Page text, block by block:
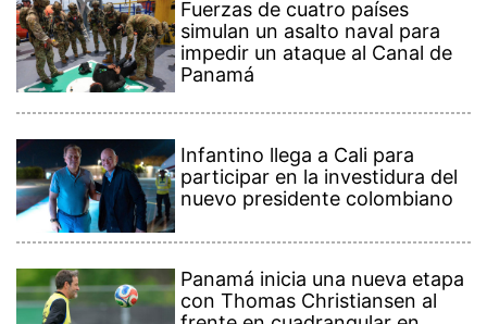
Fuerzas de cuatro países
simulan un asalto naval para
impedir un ataque al Canal de
Panamá
Infantino llega a Cali para
participar en la investidura del
nuevo presidente colombiano
Panamá inicia una nueva etapa
con Thomas Christiansen al